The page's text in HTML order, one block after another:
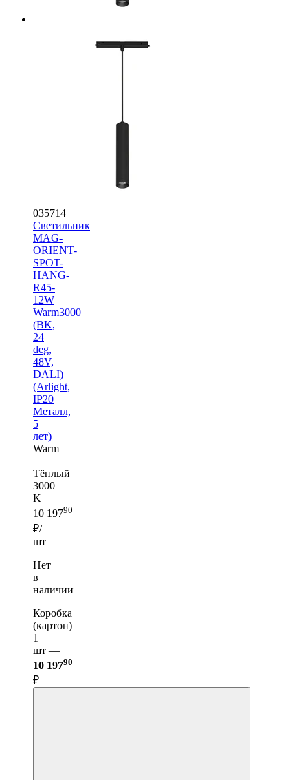
035714
Светильник
MAG-
ORIENT-
SPOT-
HANG-
R45-
12W
Warm3000
(BK,
24
deg,
48V,
DALI)
(Arlight,
IP20
Металл,
5
лет)
Warm
|
Тёплый
3000
K
10 19790
₽/
шт
Нет
в
наличии
Коробка
(картон)
1
шт —
10 19790
₽